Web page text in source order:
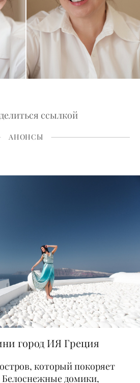
ссылкой
АНОНСЫ
город ИЯ Греция
который покоряет
Белоснежные домики,